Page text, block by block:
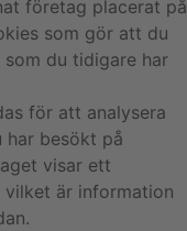
företag placerat på
som gör att du
du tidigare har
för att analysera
besökt på
visar ett
vilket är information